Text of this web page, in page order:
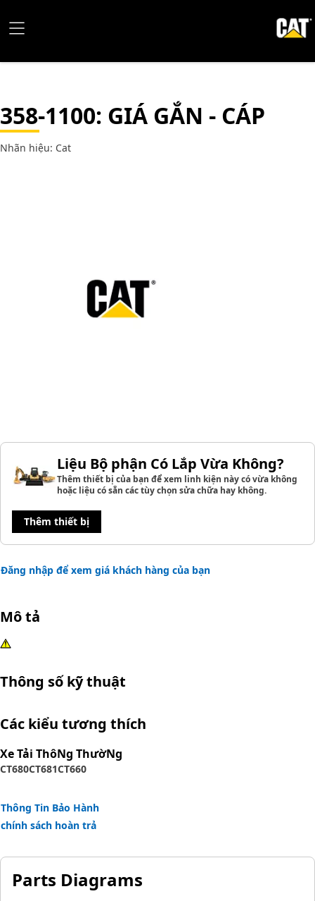
358-1100: GIÁ GẮN - CÁP
Nhãn hiệu: Cat
Liệu Bộ phận Có Lắp Vừa Không?
Thêm thiết bị của bạn để xem linh kiện này có vừa không
hoặc liệu có sẵn các tùy chọn sửa chữa hay không.
Thêm thiết bị
Đăng nhập để xem giá khách hàng của bạn
Mô tả
Thông số kỹ thuật
Các kiểu tương thích
Xe Tải ThôNg ThườNg
CT680CT681CT660
Thông Tin Bảo Hành
chính sách hoàn trả
Parts Diagrams